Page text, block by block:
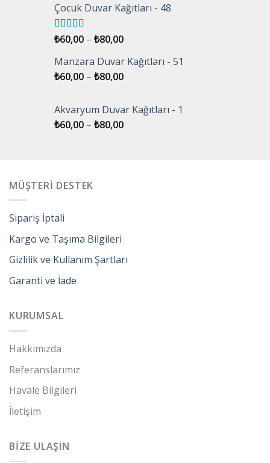
Çocuk Duvar Kağıtları - 48
5 üzerinden
5.00oy aldı
₺60,00 – ₺80,00
Manzara Duvar Kağıtları - 51
₺60,00 – ₺80,00
Akvaryum Duvar Kağıtları - 1
₺60,00 – ₺80,00
MÜŞTERİ DESTEK
Sipariş İptali
Kargo ve Taşıma Bilgileri
Gizlilik ve Kullanım Şartları
Garanti ve İade
KURUMSAL
Hakkımızda
Referanslarımız
Havale Bilgileri
İletişim
BİZE ULAŞIN